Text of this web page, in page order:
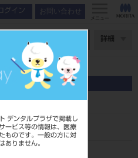
デンタルプラザで掲載し
ービス等の情報は、医療
ものです。一般の方に対
ありません。
グイン お問い合わせ
メニュー
詳細